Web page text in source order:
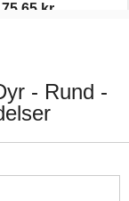
75,65 kr.
- Rund -